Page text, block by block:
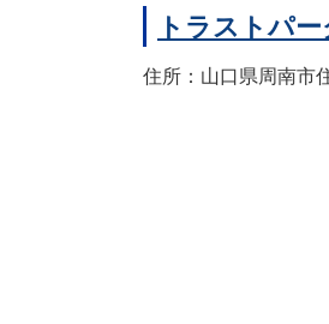
トラストパ
住所：山口県周南市